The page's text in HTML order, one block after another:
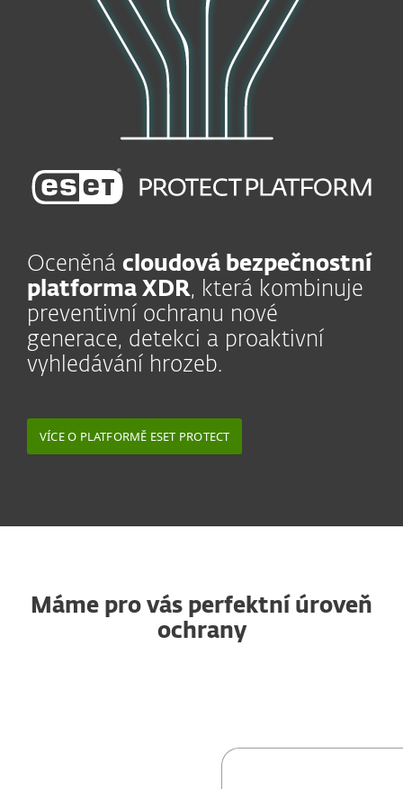
Oceněná cloudová bezpečnostní
platforma XDR, která kombinuje
preventivní ochranu nové
generace, detekci a proaktivní
vyhledávání hrozeb.
VÍCE O PLATFORMĚ ESET PROTECT
Máme pro vás perfektní úroveň
ochrany